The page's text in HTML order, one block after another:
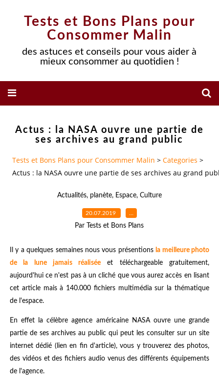
Tests et Bons Plans pour
Consommer Malin
des astuces et conseils pour vous aider à
mieux consommer au quotidien !
Actus : la NASA ouvre une partie de
ses archives au grand public
Tests et Bons Plans pour Consommer Malin > Categories >
Actus : la NASA ouvre une partie de ses archives au grand
Actualités, planète, Espace, Culture
20.07.2019 …
Par Tests et Bons Plans
Il y a quelques semaines nous vous présentions la meilleure photo
de la lune jamais réalisée et téléchargeable gratuitement,
aujourd'hui ce n'est pas à un cliché que vous aurez accès en lisant
cet article mais à 140.000 fichiers multimédia sur la thématique
de l'espace.
En effet la célèbre agence américaine NASA ouvre une grande
partie de ses archives au public qui peut les consulter sur un site
internet dédié (lien en fin d'article), vous y trouverez des photos,
des vidéos et des fichiers audio venus des différents équipements
de l'agence.